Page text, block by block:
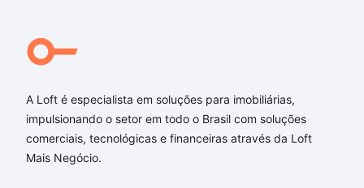
A Loft é especialista em soluções para imobiliárias,
impulsionando o setor em todo o Brasil com soluções
comerciais, tecnológicas e financeiras através da Loft
Mais Negócio.